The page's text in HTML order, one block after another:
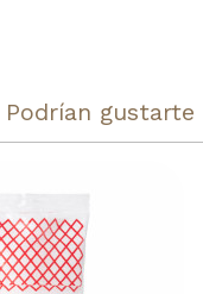
Podrían gustarte